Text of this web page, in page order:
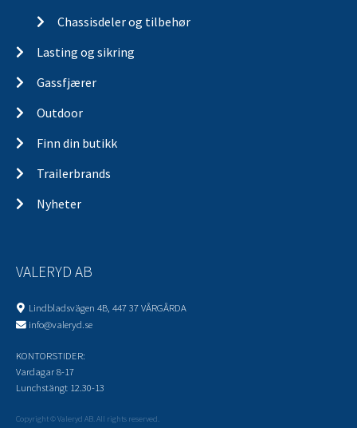
Chassisdeler og tilbehør
Lasting og sikring
Gassfjærer
Outdoor
Finn din butikk
Trailerbrands
Nyheter
VALERYD AB
Lindbladsvägen 4B, 447 37 VÅRGÅRDA
info@valeryd.se
KONTORSTIDER:
Vardagar 8-17
Lunchstängt 12.30-13
Copyright © Valeryd AB. All rights reserved.